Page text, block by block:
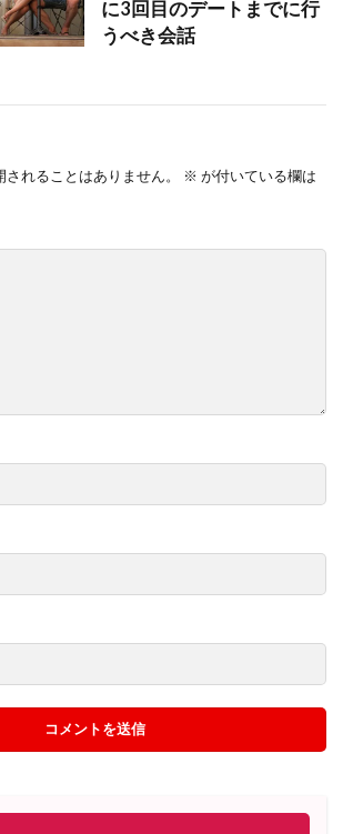
に3回目のデートまでに行
うべき会話
れることはありません。 ※ が付いている欄は